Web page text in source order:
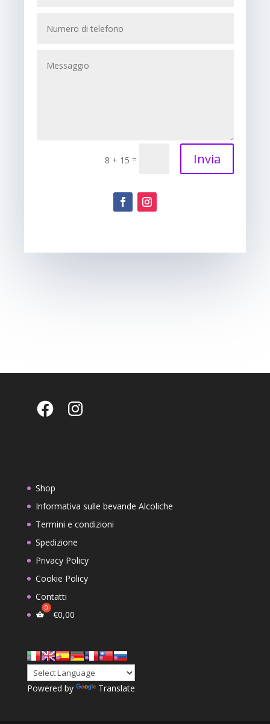
8 + 15 = Invia
FacebookInstagram
Shop
Informativa sulle bevande Alcoliche
Termini e condizioni
Spedizione
Privacy Policy
Cookie Policy
Contatti
€0,00
Powered by Translate